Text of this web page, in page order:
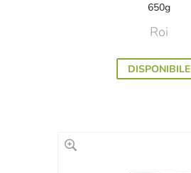
650g
Roi
DISPONIBILE